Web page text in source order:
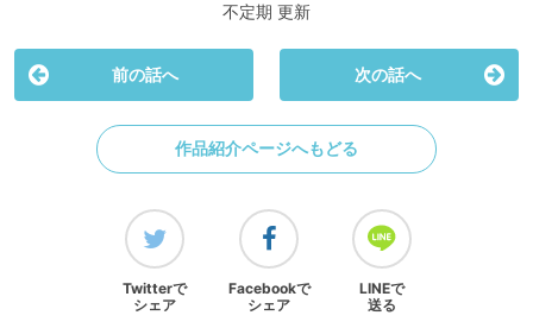
不定期 更新
前の話へ 次の話へ
作品紹介ページへもどる
Twitterで
シェア
Facebookで
シェア
LINEで
送る